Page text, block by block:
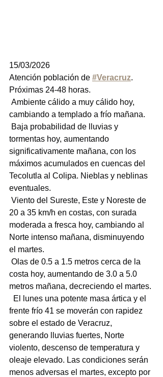
15/03/2026
Atención población de #Veracruz.
Próximas 24-48 horas.
Ambiente cálido a muy cálido hoy,
cambiando a templado a frío mañana.
Baja probabilidad de lluvias y
tormentas hoy, aumentando
significativamente mañana, con los
máximos acumulados en cuencas del
Tecolutla al Colipa. Nieblas y neblinas
eventuales.
Viento del Sureste, Este y Noreste de
20 a 35 km/h en costas, con surada
moderada a fresca hoy, cambiando al
Norte intenso mañana, disminuyendo
el martes.
Olas de 0.5 a 1.5 metros cerca de la
costa hoy, aumentando de 3.0 a 5.0
metros mañana, decreciendo el martes.
El lunes una potente masa ártica y el
frente frío 41 se moverán con rapidez
sobre el estado de Veracruz,
generando lluvias fuertes, Norte
violento, descenso de temperatura y
oleaje elevado. Las condiciones serán
menos adversas el martes, excepto por